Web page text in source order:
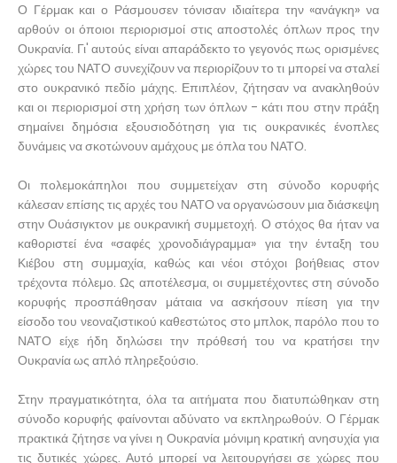
Ο Γέρμακ και ο Ράσμουσεν τόνισαν ιδιαίτερα την «ανάγκη» να
αρθούν οι όποιοι περιορισμοί στις αποστολές όπλων προς την
Ουκρανία. Γι' αυτούς είναι απαράδεκτο το γεγονός πως ορισμένες
χώρες του ΝΑΤΟ συνεχίζουν να περιορίζουν το τι μπορεί να σταλεί
στο ουκρανικό πεδίο μάχης. Επιπλέον, ζήτησαν να ανακληθούν
και οι περιορισμοί στη χρήση των όπλων - κάτι που στην πράξη
σημαίνει δημόσια εξουσιοδότηση για τις ουκρανικές ένοπλες
δυνάμεις να σκοτώνουν αμάχους με όπλα του ΝΑΤΟ.
Οι πολεμοκάπηλοι που συμμετείχαν στη σύνοδο κορυφής
κάλεσαν επίσης τις αρχές του ΝΑΤΟ να οργανώσουν μια διάσκεψη
στην Ουάσιγκτον με ουκρανική συμμετοχή. Ο στόχος θα ήταν να
καθοριστεί ένα «σαφές χρονοδιάγραμμα» για την ένταξη του
Κιέβου στη συμμαχία, καθώς και νέοι στόχοι βοήθειας στον
τρέχοντα πόλεμο. Ως αποτέλεσμα, οι συμμετέχοντες στη σύνοδο
κορυφής προσπάθησαν μάταια να ασκήσουν πίεση για την
είσοδο του νεοναζιστικού καθεστώτος στο μπλοκ, παρόλο που το
ΝΑΤΟ είχε ήδη δηλώσει την πρόθεσή του να κρατήσει την
Ουκρανία ως απλό πληρεξούσιο.
Στην πραγματικότητα, όλα τα αιτήματα που διατυπώθηκαν στη
σύνοδο κορυφής φαίνονται αδύνατο να εκπληρωθούν. Ο Γέρμακ
πρακτικά ζήτησε να γίνει η Ουκρανία μόνιμη κρατική ανησυχία για
τις δυτικές χώρες. Αυτό μπορεί να λειτουργήσει σε χώρες που